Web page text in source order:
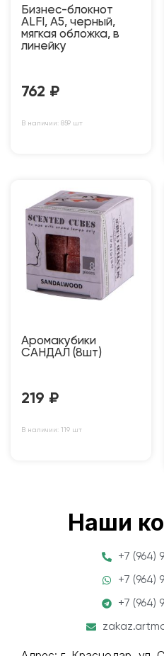
Бизнес-блокнот
ALFI, A5, черный,
мягкая обложка, в
линейку
762 ₽
В наличии: 859 шт
Аромакубики
САНДАЛ (8шт)
219 ₽
В наличии: 119 шт
Наши
+7 (964)
+7 (964)
+7 (964)